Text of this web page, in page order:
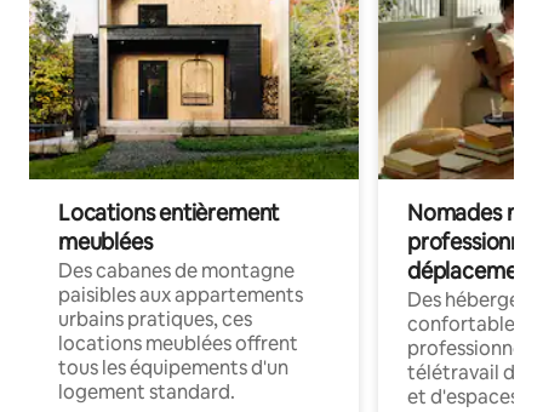
Locations entièrement
meublées
Des cabanes de montagne
paisibles aux appartements
urbains pratiques, ces
locations meublées offrent
tous les équipements d'un
logement standard.
Nomades
déplacement
Des
confortables
professionnels
télétravail
et d'espaces